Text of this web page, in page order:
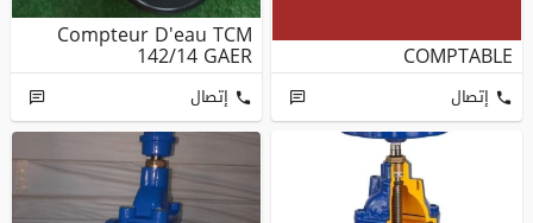
COMPTABLE
إتصال
Compteur D'eau TCM
142/14 GAER
إتصال